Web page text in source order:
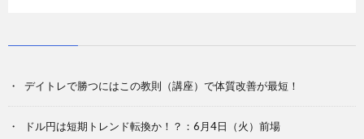
デイトレで勝つにはこの教則（講座）で体質改善が最短！
ドル円は短期トレンド転換か！？：6月4日（火）前場